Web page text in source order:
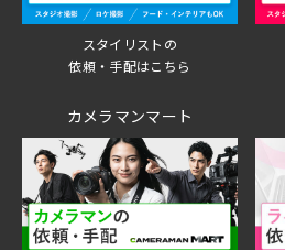
スタイリストの
依頼・手配はこちら
カメラマンマート